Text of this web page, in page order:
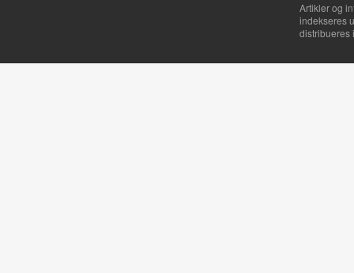
Artikler og
indekseres
distribueres